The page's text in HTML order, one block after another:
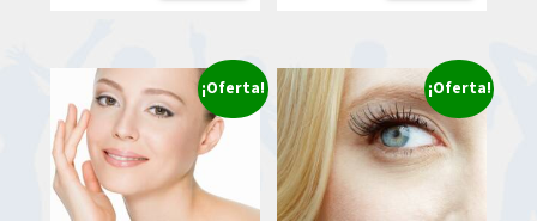
39.00€.
39.00€.
¡Oferta! ¡Oferta!